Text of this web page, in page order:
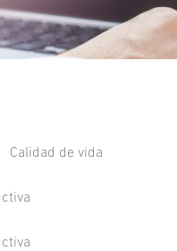
Calidad de vida